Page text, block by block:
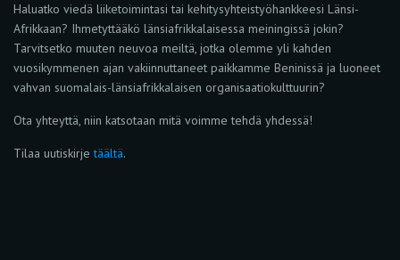
Haluatko viedä liiketoimintasi tai kehitysyhteistyöhankkeesi Länsi-
Afrikkaan? Ihmetyttääkö länsiafrikkalaisessa meiningissä jokin?
Tarvitsetko muuten neuvoa meiltä, jotka olemme yli kahden
vuosikymmenen ajan vakiinnuttaneet paikkamme Beninissä ja luoneet
vahvan suomalais-länsiafrikkalaisen organisaatiokulttuurin?
Ota yhteyttä, niin katsotaan mitä voimme tehdä yhdessä!
Tilaa uutiskirjetäältä.